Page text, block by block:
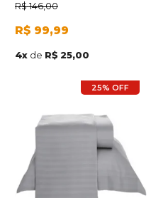
R$ 146,00
R$ 99,99
4x de R$ 25,00
25% OFF